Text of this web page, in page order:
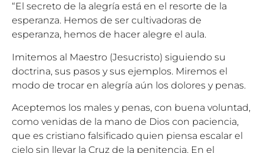
“El secreto de la alegría está en el resorte de la
esperanza. Hemos de ser cultivadoras de
esperanza, hemos de hacer alegre el aula.
Imitemos al Maestro (Jesucristo) siguiendo su
doctrina, sus pasos y sus ejemplos. Miremos el
modo de trocar en alegría aún los dolores y penas.
Aceptemos los males y penas, con buena voluntad,
como venidas de la mano de Dios con paciencia,
que es cristiano falsificado quien piensa escalar el
cielo sin llevar la Cruz de la penitencia. En el